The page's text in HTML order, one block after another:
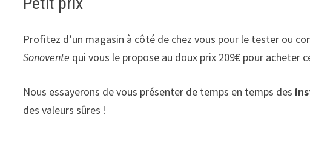
Profitez d’un magasin à côté de chez vous pour le tester ou
Sonovente qui vous le propose au doux prix 209€ pour acheter
Nous essayerons de vous présenter de temps en temps des
des valeurs sûres !